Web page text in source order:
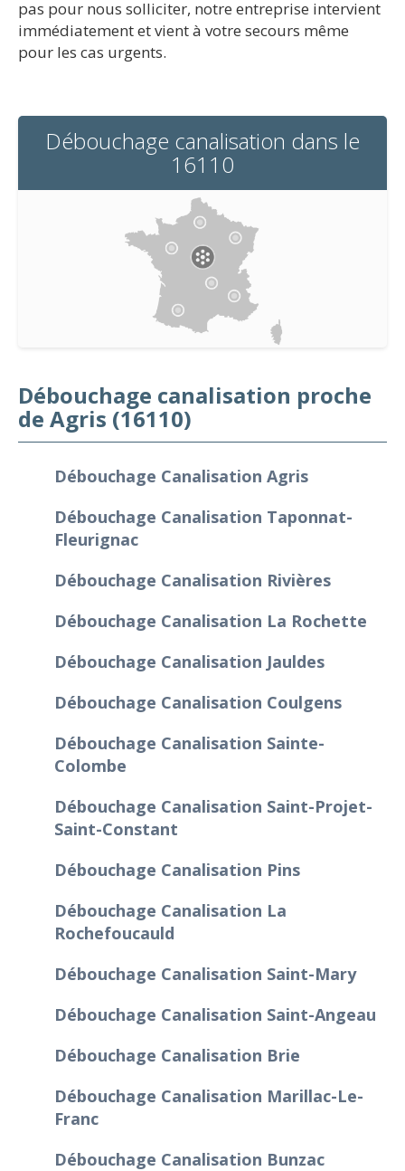
pas pour nous solliciter, notre entreprise intervient
immédiatement et vient à votre secours même
pour les cas urgents.
Débouchage canalisation dans le
16110
Débouchage canalisation proche
de Agris (16110)
Débouchage Canalisation Agris
Débouchage Canalisation Taponnat-
Fleurignac
Débouchage Canalisation Rivières
Débouchage Canalisation La Rochette
Débouchage Canalisation Jauldes
Débouchage Canalisation Coulgens
Débouchage Canalisation Sainte-
Colombe
Débouchage Canalisation Saint-Projet-
Saint-Constant
Débouchage Canalisation Pins
Débouchage Canalisation La
Rochefoucauld
Débouchage Canalisation Saint-Mary
Débouchage Canalisation Saint-Angeau
Débouchage Canalisation Brie
Débouchage Canalisation Marillac-Le-
Franc
Débouchage Canalisation Bunzac